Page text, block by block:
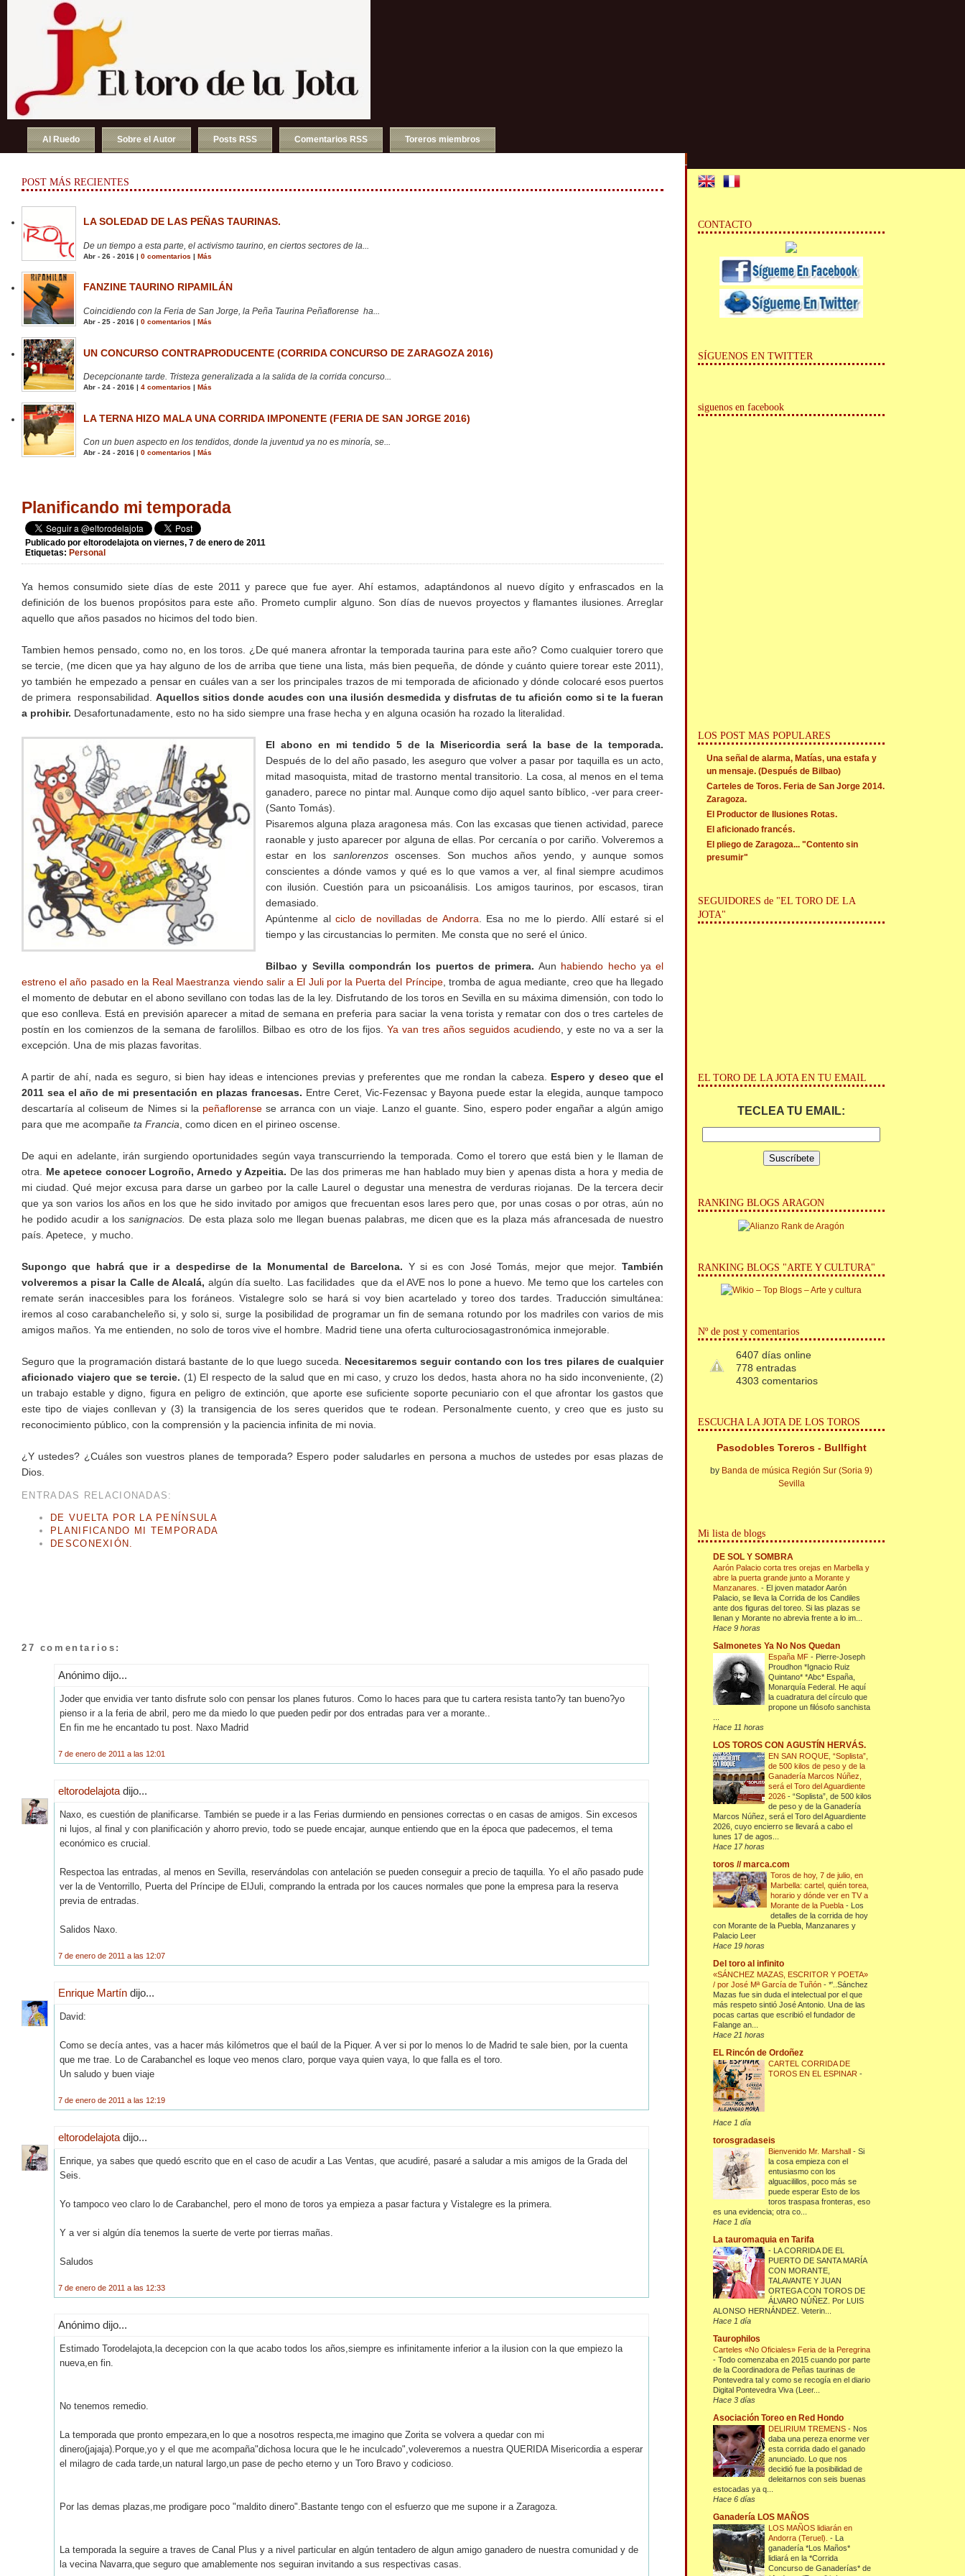
Al Ruedo Sobre el Autor Posts RSS Comentarios RSS Toreros miembros
POST MÁS RECIENTES
LA SOLEDAD DE LAS PEÑAS TAURINAS.
De un tiempo a esta parte, el activismo taurino, en ciertos sectores de la...
Abr - 26 - 2016 | 0 comentarios | Más
FANZINE TAURINO RIPAMILÁN
Coincidiendo con la Feria de San Jorge, la Peña Taurina Peñaflorense ha...
Abr - 25 - 2016 | 0 comentarios | Más
UN CONCURSO CONTRAPRODUCENTE (CORRIDA CONCURSO DE ZARAGOZA 2016)
Decepcionante tarde. Tristeza generalizada a la salida de la corrida concurso...
Abr - 24 - 2016 | 4 comentarios | Más
LA TERNA HIZO MALA UNA CORRIDA IMPONENTE (FERIA DE SAN JORGE 2016)
Con un buen aspecto en los tendidos, donde la juventud ya no es minoría, se...
Abr - 24 - 2016 | 0 comentarios Más
Planificando mi temporada
Publicado por eltorodelajota on viernes, 7 de enero de 2011
Etiquetas: Personal
Ya hemos consumido siete días de este 2011 y parece que fue ayer. Ahí estamos, adaptándonos al nuevo dígito y enfrascados en la
definición de los buenos propósitos para este año. Prometo cumplir alguno. Son días de nuevos proyectos y flamantes ilusiones. Arreglar
aquello que años pasados no hicimos del todo bien.
Tambien hemos pensado, como no, en los toros. ¿De qué manera afrontar la temporada taurina para este año? Como cualquier torero que
se tercie, (me dicen que ya hay alguno de los de arriba que tiene una lista, más bien pequeña, de dónde y cuánto quiere torear este 2011),
yo también he empezado a pensar en cuáles van a ser los principales trazos de mi temporada de aficionado y dónde colocaré esos puertos
de primera responsabilidad. Aquellos sitios donde acudes con una ilusión desmedida y disfrutas de tu afición como si te la fueran
a prohibir. Desafortunadamente, esto no ha sido siempre una frase hecha y en alguna ocasión ha rozado la literalidad.
El abono en mi tendido 5 de la Misericordia será la base de la temporada.
Después de lo del año pasado, les aseguro que volver a pasar por taquilla es un acto,
mitad masoquista, mitad de trastorno mental transitorio. La cosa, al menos en el tema
ganadero, parece no pintar mal. Aunque como dijo aquel santo bíblico, -ver para creer-
(Santo Tomás).
Pisaremos alguna plaza aragonesa más. Con las excasas que tienen actividad, parece
raonable y justo aparecer por alguna de ellas. Por cercanía o por cariño. Volveremos a
estar en los sanlorenzososcenses. Son muchos años yendo, y aunque somos
conscientes a dónde vamos y qué es lo que vamos a ver, al final siempre acudimos
con ilusión. Cuestión para un psicoanálisis. Los amigos taurinos, por escasos, tiran
demasiado.
Apúntenme alciclo de novilladas de Andorra . Esa no me lo pierdo. Allí estaré si el
tiempo y las circustancias lo permiten. Me consta que no seré el único.
Bilbao y Sevilla compondrán los puertos de primera. Aun habiendo hecho ya el
estreno el año pasado en la Real Maestranza viendo salir a El Juli por la Puerta del Príncipe, tromba de agua mediante, creo que ha llegado
el momento de debutar en el abono sevillano con todas las de la ley. Disfrutando de los toros en Sevilla en su máxima dimensión, con todo lo
que eso conlleva. Está en previsión aparecer a mitad de semana en preferia para saciar la vena torista y rematar con dos o tres carteles de
postín en los comienzos de la semana de farolillos. Bilbao es otro de los fijos. Ya van tres años seguidos acudiendo, y este no va a ser la
excepción. Una de mis plazas favoritas.
A partir de ahí, nada es seguro, si bien hay ideas e intenciones previas y preferentes que me rondan la cabeza. Espero y deseo que el
2011 sea el año de mi presentación en plazas francesas. Entre Ceret, Vic-Fezensac y Bayona puede estar la elegida, aunque tampoco
descartaría al coliseum de Nimes si la peñaflorense se arranca con un viaje. Lanzo el guante. Sino, espero poder engañar a algún amigo
para que me acompañe ta Francia , como dicen en el pirineo oscense.
De aqui en adelante, irán surgiendo oportunidades según vaya transcurriendo la temporada. Como el torero que está bien y le llaman de
otra. Me apetece conocer Logroño, Arnedo y Azpeitia. De las dos primeras me han hablado muy bien y apenas dista a hora y media de
mi ciudad. Qué mejor excusa para darse un garbeo por la calle Laurel o degustar una menestra de verduras riojanas. De la tercera decir
que ya son varios los años en los que he sido invitado por amigos que frecuentan esos lares pero que, por unas cosas o por otras, aún no
he podido acudir a los sanignacios.
De esta plaza solo me llegan buenas palabras, me dicen que es la plaza más afrancesada de nuestro
país. Apetece, y mucho.
Supongo que habrá que ir a despedirse de la Monumental de Barcelona. Y si es con José Tomás, mejor que mejor.También
volveremos a pisar la Calle de Alcalá, algún día suelto. Las facilidades que da el AVE nos lo pone a huevo. Me temo que los carteles con
remate serán inaccesibles para los foráneos. Vistalegre solo se hará si voy bien acartelado y toreo dos tardes. Traducción simultánea:
iremos al coso carabancheleño si, y solo si, surge la posibilidad de programar un fin de semana rotundo por los madriles con varios de mis
amigos maños. Ya me entienden, no solo de toros vive el hombre. Madrid tiene una oferta culturociosagastronómica inmejorable.
Seguro que la programación distará bastante de lo que luego suceda. Necesitaremos seguir contando con los tres pilares de cualquier
aficionado viajero que se tercie. (1) El respecto de la salud que en mi caso, y cruzo los dedos, hasta ahora no ha sido inconveniente, (2)
un trabajo estable y digno, figura en peligro de extinción, que aporte ese suficiente soporte pecuniario con el que afrontar los gastos que
este tipo de viajes conllevan y (3) la transigencia de los seres queridos que te rodean. Personalmente cuento, y creo que es justo su
reconocimiento público, con la comprensión y la paciencia infinita de mi novia.
¿Y ustedes? ¿Cuáles son vuestros planes de temporada? Espero poder saludarles en persona a muchos de ustedes por esas plazas de
Dios.
ENTRADAS RELACIONADAS:
DE VUELTA POR LA PENÍNSULA
PLANIFICANDO MI TEMPORADA
DESCONEXIÓN.
27 comentarios:
Anónimo dijo...
Joder que envidia ver tanto disfrute solo con pensar los planes futuros. Como lo haces para que tu cartera resista tanto?y tan bueno?yo
pienso ir a la feria de abril, pero me da miedo lo que pueden pedir por dos entradas para ver a morante..
En fin me he encantado tu post. Naxo Madrid
7 de enero de 2011 a las 12:01
eltorodelajota dijo...
Naxo, es cuestión de planificarse. También se puede ir a las Ferias durmiendo en pensiones correctas o en casas de amigos. Sin excesos
ni lujos, al final y con planificación y ahorro previo, todo se puede encajar, aunque entiendo que en la época que padecemos, el tema
económico es crucial.
Respectoa las entradas, al menos en Sevilla, reservándolas con antelación se pueden conseguir a precio de taquilla. Yo el año pasado pude
ver la de Ventorrillo, Puerta del Príncipe de ElJuli, comprando la entrada por los cauces normales que pone la empresa para la reserva
previa de entradas.
Salidos Naxo.
7 de enero de 2011 a las 12:07
Enrique Martín dijo...
David:
Como se decía antes, vas a hacer más kilómetros que el baúl de la Piquer. A ver si por lo menos lo de Madrid te sale bien, por la cuenta
que me trae. Lo de Carabanchel es loque veo menos claro, porque vaya quien vaya, lo que falla es el toro.
Un saludo y buen viaje
7 de enero de 2011 a las 12:19
eltorodelajota dijo...
Enrique, ya sabes que quedó escrito que en el caso de acudir a Las Ventas, que acudiré, pasaré a saludar a mis amigos de la Grada del
Seis.
Yo tampoco veo claro lo de Carabanchel, pero el mono de toros ya empieza a pasar factura y Vistalegre es la primera.
Y a ver si algún día tenemos la suerte de verte por tierras mañas.
Saludos
7 de enero de 2011 a las 12:33
Anónimo dijo...
Estimado Torodelajota,la decepcion con la que acabo todos los años,siempre es infinitamente inferior a la ilusion con la que empiezo la
nueva,en fin.
No tenemos remedio.
La temporada que pronto empezara,en lo que a nosotros respecta,me imagino que Zorita se volvera a quedar con mi
dinero(jajaja).Porque,yo y el que me acompaña"dichosa locura que le he inculcado",voleveremos a nuestra QUERIDA Misericordia a esperar
el milagro de cada tarde,un natural largo,un pase de pecho eterno y un Toro Bravo y codicioso.
Por las demas plazas,me prodigare poco "maldito dinero".Bastante tengo con el esfuerzo que me supone ir a Zaragoza.
La temporada la seguire a traves de Canal Plus y a nivel particular en algún tentadero de algun amigo ganadero de nuestra comunidad y de
la vecina Navarra,que seguro que amablemente nos seguiran invitando a sus respectivas casas.
CONTACTO
SÍGUENOS EN TWITTER
siguenos en facebook
LOS POST MAS POPULARES
Una señal de alarma, Matías, una estafa y
un mensaje. (Después de Bilbao)
Carteles de Toros. Feria de San Jorge 2014.
Zaragoza.
El Productor de Ilusiones Rotas.
El aficionado francés.
El pliego de Zaragoza... "Contento sin
presumir"
SEGUIDORES de "EL TORO DE LA
JOTA"
EL TORO DE LA JOTA EN TU EMAIL
TECLEA TU EMAIL:
RANKING BLOGS ARAGON
RANKING BLOGS "ARTE Y CULTURA"
Nº de post y comentarios
6407 días online
778 entradas
4303 comentarios
ESCUCHA LA JOTA DE LOS TOROS
Pasodobles Toreros - Bullfight
by Banda de música Región Sur (Soria 9)
Sevilla
Mi lista de blogs
DE SOL Y SOMBRA
Aarón Palacio corta tres orejas en Marbella y
abre la puerta grande junto a Morante y
Manzanares.- El joven matador Aarón
Palacio, se lleva la Corrida de los Candiles
ante dos figuras del toreo. Si las plazas se
llenan y Morante no abrevia frente a lo im...
Hace 9 horas
Salmonetes Ya No Nos Quedan
España MF- Pierre-Joseph
Proudhon *Ignacio Ruiz
Quintano* *Abc* España,
Monarquía Federal. He aquí
la cuadratura del círculo que
propone un filósofo sanchista
Hace 11 horas
LOS TOROS CON AGUSTÍN HERVÁS.
EN SAN ROQUE, “Soplista”,
de 500 kilos de peso y de la
Ganadería Marcos Núñez,
será el Toro del Aguardiente
2026-“Soplista”, de 500 kilos
de peso y de la Ganadería
Marcos Núñez, será el Toro del Aguardiente
2026, cuyo encierro se llevará a cabo el
lunes 17 de agos...
Hace 17 horas
toros // marca.com
Toros de hoy, 7 de julio, en
Marbella: cartel, quién torea,
horario y dónde ver en TV a
Morante de la Puebla- Los
detalles de la corrida de hoy
con Morante de la Puebla, Manzanares y
Palacio Leer
Hace 19 horas
Del toro al infinito
«SÁNCHEZ MAZAS, ESCRITOR Y POETA»
/ por José Mª García de Tuñón-*'..Sánchez
Mazas fue sin duda el intelectual por el que
más respeto sintió José Antonio. Una de las
pocas cartas que escribió el fundador de
Falange an...
Hace 21 horas
EL Rincón de Ordoñez
CARTEL CORRIDA DE
TOROS EN EL ESPINAR-
Hace 1 día
torosgradaseis
Bienvenido Mr. Marshall-Si
la cosa empieza con el
entusiasmo con los
alguacilillos, poco más se
puede esperar Esto de los
toros traspasa fronteras, eso
es una evidencia; otra co...
Hace 1 día
La tauromaquia en Tarifa
- LA CORRIDA DE EL
PUERTO DE SANTA MARÍA
CON MORANTE,
TALAVANTE Y JUAN
ORTEGA CON TOROS DE
ÁLVARO NÚÑEZ. Por LUIS
ALONSO HERNÁNDEZ. Veterin...
Hace 1 día
Taurophilos
Carteles «No Oficiales» Feria de la Peregrina
-Todo comenzaba en 2015 cuando por parte
de la Coordinadora de Peñas taurinas de
Pontevedra tal y como se recogía en el diario
Digital Pontevedra Viva (Leer...
Hace 3 días
Asociación Toreo en Red Hondo
DELIRIUM TREMENS- Nos
daba una pereza enorme ver
esta corrida dado el ganado
anunciado. Lo que nos
decidió fue la posibilidad de
deleitarnos con seis buenas
estocadas ya q...
Hace 6 días
Ganadería LOS MAÑOS
LOS MAÑOS lidiarán en
Andorra (Teruel).- La
ganadería *Los Maños*
lidiará en la *Corrida
Concurso de Ganaderías* de